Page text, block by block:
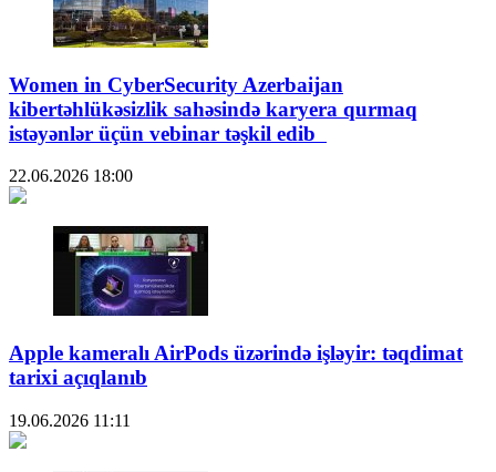
Women in CyberSecurity Azerbaijan
kibertəhlükəsizlik sahəsində karyera qurmaq
istəyənlər üçün vebinar təşkil edib
22.06.2026 18:00
Apple kameralı AirPods üzərində işləyir: təqdimat
tarixi açıqlanıb
19.06.2026 11:11